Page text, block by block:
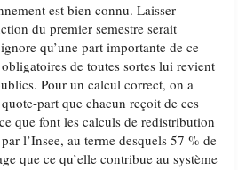
est bien connu. Laisser
du premier semestre serait
qu’une part importante de ce
de toutes sortes lui revient
Pour un calcul correct, on a
part que chacun reçoit de ces
que font les calculs de redistribution
l’Insee, au terme desquels 57 % de
que ce qu’elle contribue au système